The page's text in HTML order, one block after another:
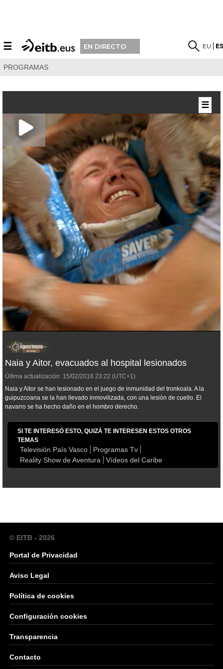
☰ EN DIRECTO EU
PROGRAMAS
Naia y Aitor, evacuados al hospital lesionados
Última actualización: 15/02/2016 23:22 (UTC+1)
Naia y Aitor se han lesionado en el juego de inmunidad del tronkoala. A la
guipuzcoana se la han llevado inmovilizada, con una lesión de cuello. El
navarro se ha hecho daño en el hombro derecho.
SI TE INTERESÓ ESTO, QUIZÁ TE INTERESEN ESTOS OTROS
TEMAS
Televisión País Vasco
Programas Tv
Reality Show de Aventura
Vídeos del Caribe
☰
© EITB - 2026
Portal de Privacidad
Aviso Legal
Política de cookies
Configuración cookies
Transparencia
Contacto